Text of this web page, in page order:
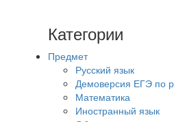
Категории
Предмет
Русский язык
Демоверсия ЕГЭ по
Математика
Иностранный язык